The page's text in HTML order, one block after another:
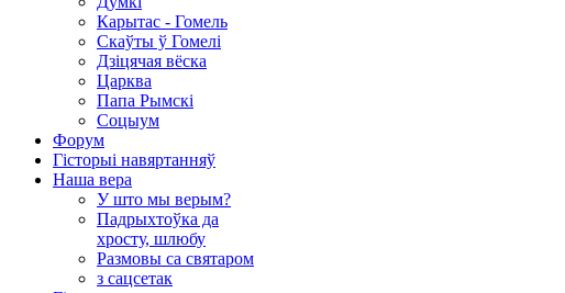
Карытас - Гомель
Скаўты ў Гомелі
Дзіцячая вёска
Царква
Папа Рымскі
Соцыум
Форум
Гісторыі навяртанняў
Наша вера
У што мы верым?
Падрыхтоўка да
хросту, шлюбу
Размовы са святаром
з сацсетак